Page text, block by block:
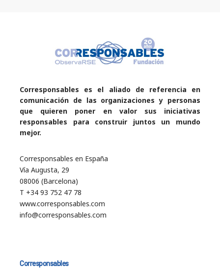
Corresponsables es el aliado de referencia en
comunicación de las organizaciones y personas
que quieren poner en valor sus iniciativas
responsables para construir juntos un mundo
mejor.
Corresponsables en España
Vía Augusta, 29
08006 (Barcelona)
T +34 93 752 47 78
www.corresponsables.com
info@corresponsables.com
Corresponsables